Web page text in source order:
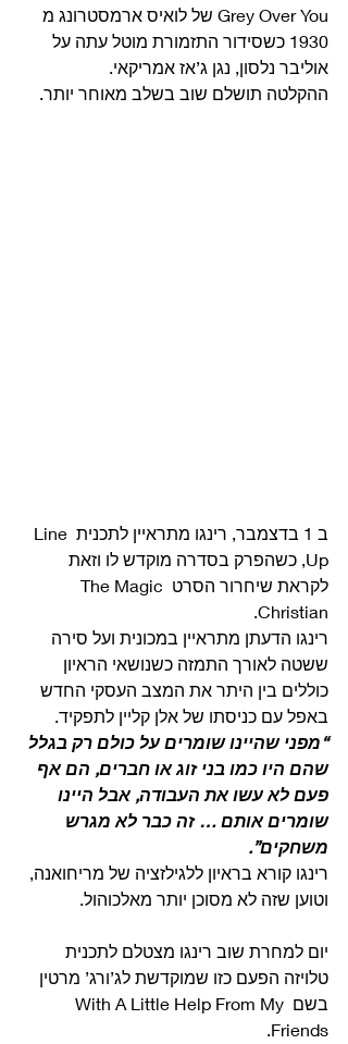
Grey Over You של לואיס ארמסטרונג מ
1930 כשסידור התזמורת מוטל עתה על
אוליבר נלסון, נגן ג’אז אמריקאי.
ההקלטה תושלם שוב בשלב מאוחר יותר.
ב 1 בדצמבר, רינגו מתראיין לתכנית Line
Up, כשהפרק בסדרה מוקדש לו וזאת
לקראת שיחרור הסרט The Magic
Christian.
רינגו הדעתן מתראיין במכונית ועל סירה
ששטה לאורך התמזה כשנושאי הראיון
כוללים בין היתר את המצב העסקי החדש
באפל עם כניסתו של אלן קליין לתפקיד.
“מפני שהיינו שומרים על כולם רק בגלל
שהם היו כמו בני זוג או חברים, הם אף
פעם לא עשו את העבודה, אבל היינו
שומרים אותם … זה כבר לא מגרש
משחקים”.
רינגו קורא בראיון ללגילזציה של מריחואנה,
וטוען שזה לא מסוכן יותר מאלכוהול.
יום למחרת שוב רינגו מצטלם לתכנית
טלויזה הפעם כזו שמוקדשת לג’ורג’ מרטין
בשם With A Little Help From My
Friends.